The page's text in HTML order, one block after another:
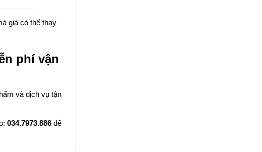
giá có thể thay
phí vận
và dịch vụ tận
034.7973.886để